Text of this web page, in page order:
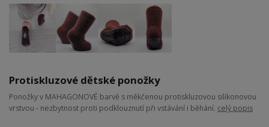
Protiskluzové dětské ponožky
Ponožky v MAHAGONOVÉ barvě s měkčenou protiskluzovou silikonovou
vrstvou - nezbytnost proti podklouznutí při vstávání i běhání. celý popis